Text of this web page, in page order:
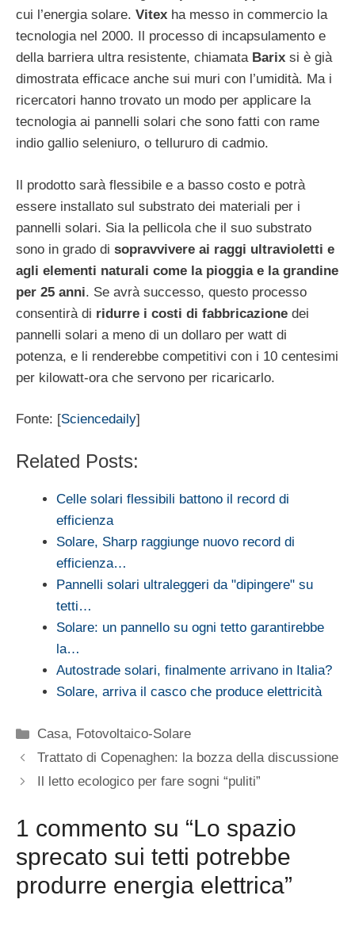
cui l’energia solare. Vitex ha messo in commercio la
tecnologia nel 2000. Il processo di incapsulamento e
della barriera ultra resistente, chiamata Barix si è già
dimostrata efficace anche sui muri con l’umidità. Ma i
ricercatori hanno trovato un modo per applicare la
tecnologia ai pannelli solari che sono fatti con rame
indio gallio seleniuro, o tellururo di cadmio.
Il prodotto sarà flessibile e a basso costo e potrà
essere installato sul substrato dei materiali per i
pannelli solari. Sia la pellicola che il suo substrato
sono in grado di sopravvivere ai raggi ultravioletti e
agli elementi naturali come la pioggia e la grandine
per 25 anni. Se avrà successo, questo processo
consentirà di ridurre i costi di fabbricazione dei
pannelli solari a meno di un dollaro per watt di
potenza, e li renderebbe competitivi con i 10 centesimi
per kilowatt-ora che servono per ricaricarlo.
Fonte: [Sciencedaily]
Related Posts:
Celle solari flessibili battono il record di
efficienza
Solare, Sharp raggiunge nuovo record di
efficienza…
Pannelli solari ultraleggeri da "dipingere" su
tetti…
Solare: un pannello su ogni tetto garantirebbe
la…
Autostrade solari, finalmente arrivano in Italia?
Solare, arriva il casco che produce elettricità
Categorie
Casa, Fotovoltaico-Solare
Trattato di Copenaghen: la bozza della discussione
Il letto ecologico per fare sogni “puliti”
1 commento su “Lo spazio
sprecato sui tetti potrebbe
produrre energia elettrica”